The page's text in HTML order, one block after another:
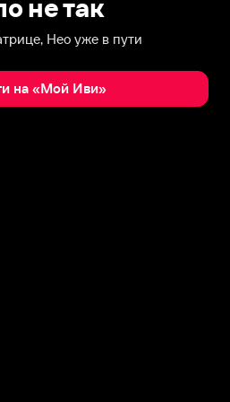
не так
Нео уже в пути
на «Мой Иви»